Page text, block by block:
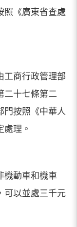
照《廣東省查處
工商行政管理部
二十七條第二
門按照《中華人
處理。
機動車和機車
可以並處三千元